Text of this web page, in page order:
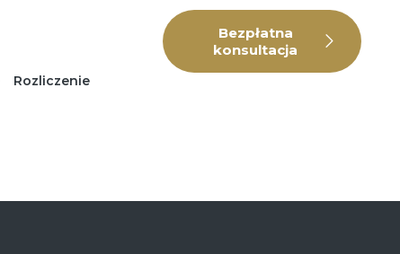
Rozliczenie
Bezpłatna
konsultacja